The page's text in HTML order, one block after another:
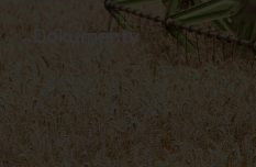
Dokumenty
Regulamin
Polityka prywatności
Reklamacje i zwroty